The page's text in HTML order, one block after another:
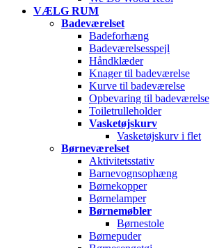
VÆLG RUM
Badeværelset
Badeforhæng
Badeværelsesspejl
Håndklæder
Knager til badeværelse
Kurve til badeværelse
Opbevaring til badeværelse
Toiletrulleholder
Vasketøjskurv
Vasketøjskurv i flet
Børneværelset
Aktivitetsstativ
Barnevognsophæng
Børnekopper
Børnelamper
Børnemøbler
Børnestole
Børnepuder